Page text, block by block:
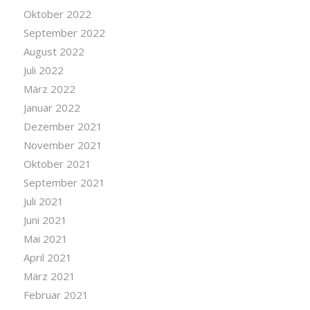
Oktober 2022
September 2022
August 2022
Juli 2022
März 2022
Januar 2022
Dezember 2021
November 2021
Oktober 2021
September 2021
Juli 2021
Juni 2021
Mai 2021
April 2021
März 2021
Februar 2021